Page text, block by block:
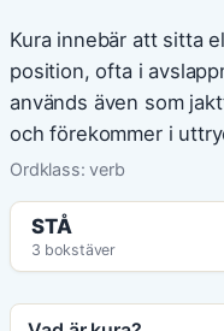
Kura innebär att sitta
position, ofta i
används även som
och förekommer i
Ordklass: verb
STÅ
3 bokstäver